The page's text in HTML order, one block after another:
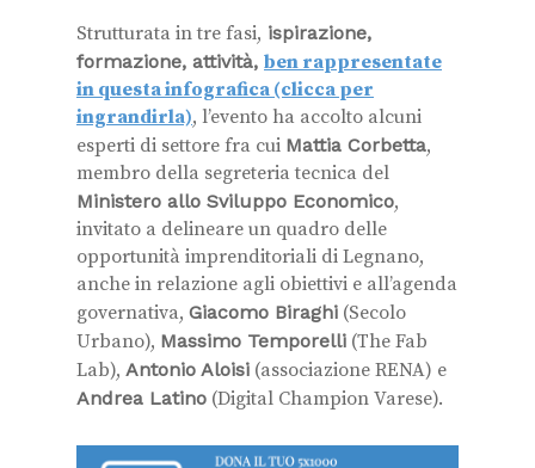
Strutturata in tre fasi, ispirazione,
formazione, attività, ben rappresentate
in questa infografica (clicca per
ingrandirla), l’evento ha accolto alcuni
esperti di settore fra cui Mattia Corbetta,
membro della segreteria tecnica del
Ministero allo Sviluppo Economico,
invitato a delineare un quadro delle
opportunità imprenditoriali di Legnano,
anche in relazione agli obiettivi e all’agenda
governativa, Giacomo Biraghi (Secolo
Urbano), Massimo Temporelli (The Fab
Lab), Antonio Aloisi (associazione RENA) e
Andrea Latino (Digital Champion Varese).